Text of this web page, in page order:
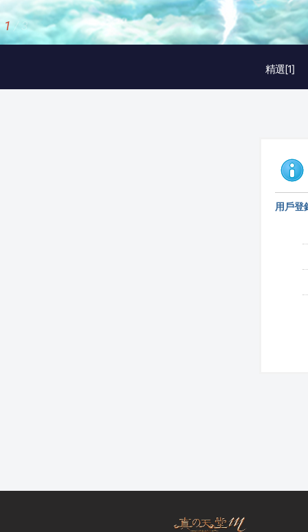
精選[1]
1 / 3
用戶登